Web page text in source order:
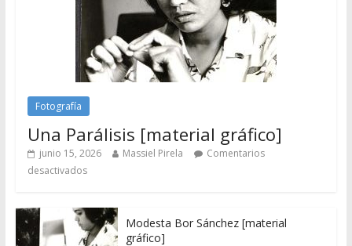
Fotografía
Una Parálisis [material gráfico]
junio 15, 2026 Massiel Pirela
Comentarios
desactivados
Modesta Bor Sánchez [material
gráfico]